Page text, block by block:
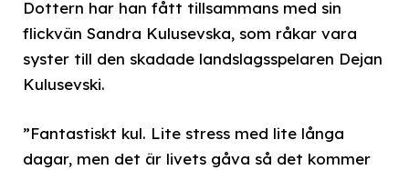
Dottern har han fått tillsammans med sin
flickvän Sandra Kulusevska, som råkar vara
syster till den skadade landslagsspelaren Dejan
Kulusevski.
”Fantastiskt kul. Lite stress med lite långa
dagar, men det är livets gåva så det kommer